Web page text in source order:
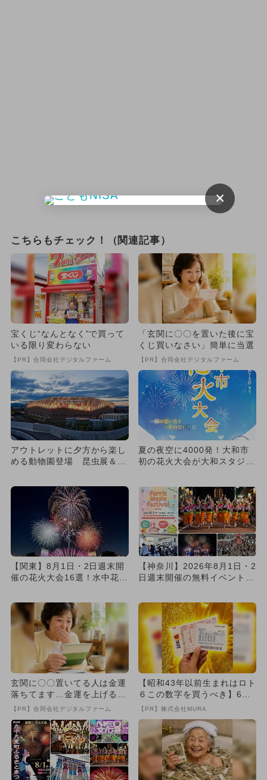
こちらもチェック！（関連記事）
宝くじ“なんとなく”で買って
いる限り変わらない
【PR】合同会社デジタルファーム
「玄関に〇〇を置いた後に宝
くじ買いなさい」簡単に当選
【PR】合同会社デジタルファーム
アウトレットに夕方から楽し
める動物園登場 昆虫展＆家
夏の夜空に4000発！大和市
初の花火大会が大和スタジア
【関東】8月1日・2日週末開
催の花火大会16選！水中花
花...
【神奈川】2026年8月1日・2
日週末開催の無料イベント8
玄関に〇〇置いてる人は金運
落ちてます…金運を上げる方
法とは
【PR】合同会社デジタルファーム
【昭和43年以前生まれはロト
６この数字を買うべき】6つ
の数字が「完全一致」する
【PR】株式会社MURA
×